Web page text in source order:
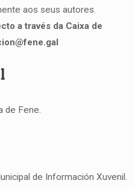
aos seus autores.
a través da Caixa de
de Fene.
de Información Xuvenil.